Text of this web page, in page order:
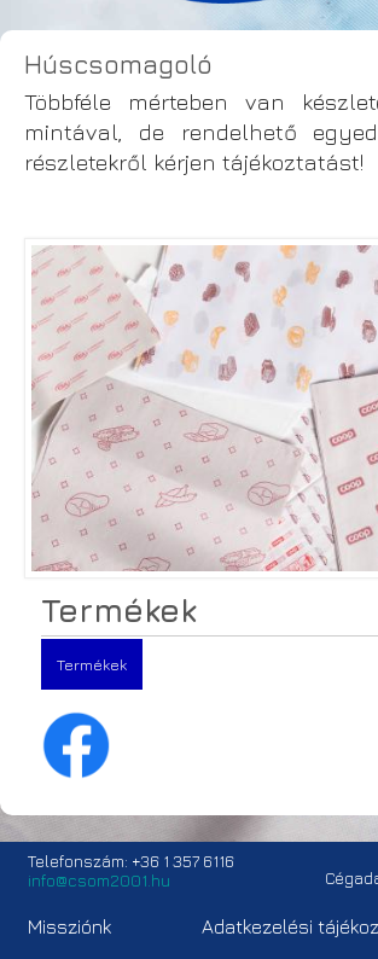
Húscsomagoló
Többféle mérteben van
mintával, de rendelhető
részletekről kérjen tájékoztatást!
Termékek
Termékek
Telefonszám: +36 1 357 6116
info@csom2001.hu
Missziónk Adatkezelési